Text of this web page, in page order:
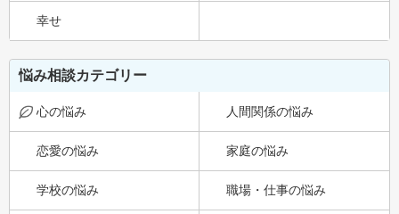
幸せ
悩み相談カテゴリー
心の悩み 人間関係の悩み
恋愛の悩み 家庭の悩み
学校の悩み 職場・仕事の悩み